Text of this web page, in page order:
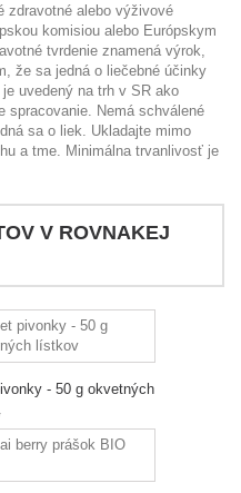
zdravotné alebo výživové
komisiou alebo Európskym
tvrdenie znamená výrok,
že sa jedná o liečebné účinky
uvedený na trh v SR ako
spracovanie. Nemá schválené
sa o liek. Ukladajte mimo
a tme. Minimálna trvanlivosť je
V ROVNAKEJ
- 50 g okvetných